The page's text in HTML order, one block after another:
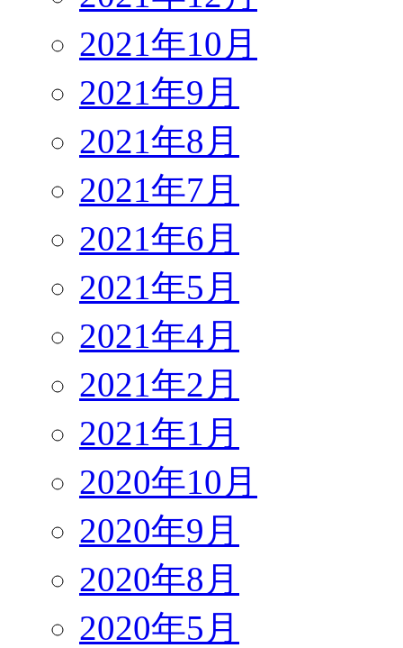
2021年10月
2021年9月
2021年8月
2021年7月
2021年6月
2021年5月
2021年4月
2021年2月
2021年1月
2020年10月
2020年9月
2020年8月
2020年5月